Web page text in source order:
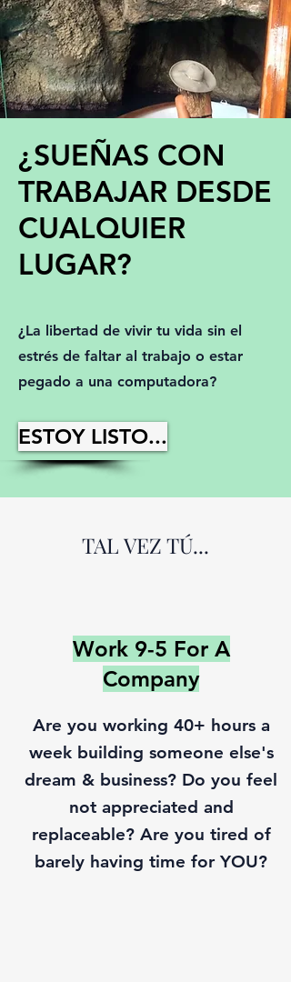
¿SUEÑAS CON
TRABAJAR DESDE
CUALQUIER
LUGAR?
¿La libertad de vivir tu vida sin el
estrés de faltar al trabajo o estar
pegado a una computadora?
ESTOY LISTO...
TAL VEZ TÚ...
Work 9-5 For A
Company
Are you working 40+ hours a
week building someone else's
dream & business? Do you feel
not appreciated and
replaceable? Are you tired of
barely having time for YOU?